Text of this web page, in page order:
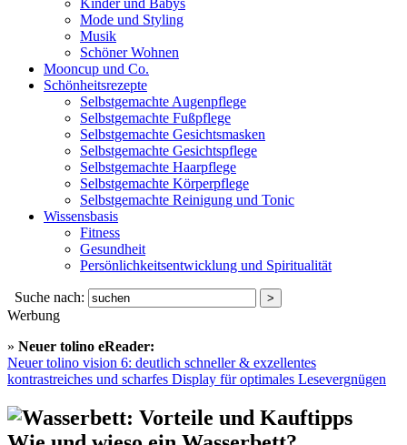
Kinder und Babys
Mode und Styling
Musik
Schöner Wohnen
Mooncup und Co.
Schönheitsrezepte
Selbstgemachte Augenpflege
Selbstgemachte Fußpflege
Selbstgemachte Gesichtsmasken
Selbstgemachte Gesichtspflege
Selbstgemachte Haarpflege
Selbstgemachte Körperpflege
Selbstgemachte Reinigung und Tonic
Wissensbasis
Fitness
Gesundheit
Persönlichkeitsentwicklung und Spiritualität
Suche nach:
Werbung
» Neuer tolino eReader:
Neuer tolino vision 6: deutlich schneller & exzellentes
kontrastreiches und scharfes Display für optimales Lesevergnügen